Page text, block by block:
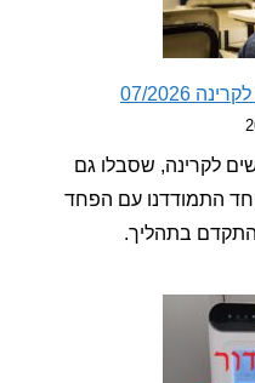
שסבלו גם
עם הפחד
בתהליך.